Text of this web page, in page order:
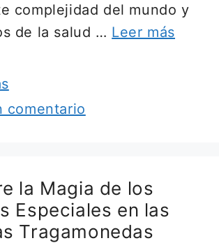
complejidad del mundo y
de la salud … Leer más
comentario
la Magia de los
Especiales en las
Tragamonedas